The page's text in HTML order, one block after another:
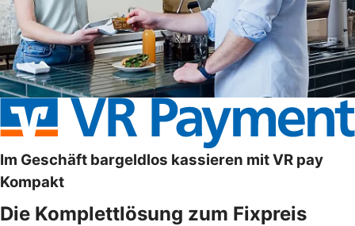
Im Geschäft bargeldlos kassieren mit VR pay
Kompakt
Die Komplettlösung zum Fixpreis